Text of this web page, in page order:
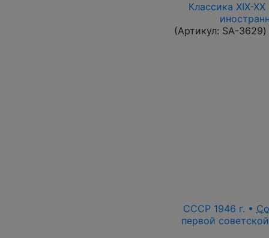
Классика XIX-
(Артикул: SA-3629)
СССР 1946 г. •
первой